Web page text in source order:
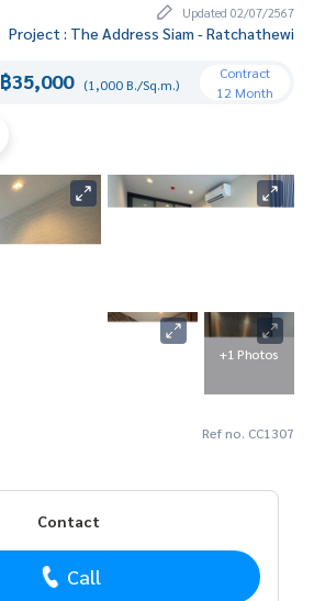
Updated 02/07/2567
Project : The Address Siam - Ratchathewi
฿35,000 (1,000 B./Sq.m.)
Contract
12 Month
+1 Photos
Ref no. CC1307
Contact
Call